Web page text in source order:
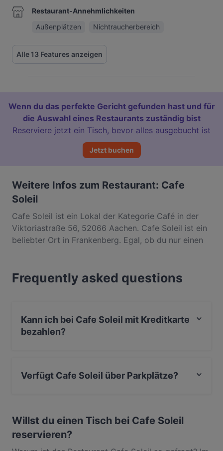
Restaurant-Annehmlichkeiten
Außenplätzen
Nichtraucherbereich
Alle 13 Features anzeigen
Wenn du das perfekte Gericht gefunden hast und für
die Auswahl eines Restaurants zuständig bist
Reserviere jetzt ein Tisch, bevor alles ausgebucht ist
Jetzt buchen
Weitere Infos zum Restaurant: Cafe
Soleil
Cafe Soleil ist ein Lokal der Kategorie Café in der
Viktoriastraße 56, 52066 Aachen. Cafe Soleil ist ein
beliebter Ort in Frankenberg. Egal, ob du nur einen
entdecke die Gerichte im Cafe Soleil und erlebe
authentische International Küche in Aachen.
Frequently asked questions
Kann ich bei Cafe Soleil mit Kreditkarte
bezahlen?
Verfügt Cafe Soleil über Parkplätze?
Willst du einen Tisch bei Cafe Soleil
reservieren?